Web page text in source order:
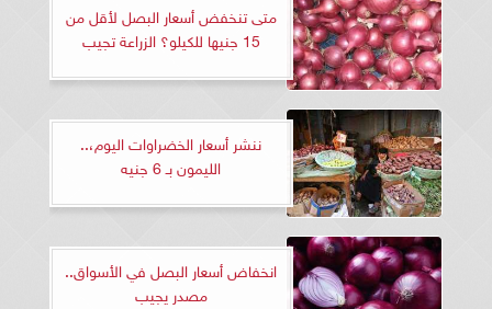
متى تنخفض أسعار البصل لأقل من
15 جنيها للكيلو؟ الزراعة تجيب
ننشر أسعار الخضراوات اليوم،..
الليمون بـ 6 جنيه
انخفاض أسعار البصل في الأسواق..
مصدر يجيب